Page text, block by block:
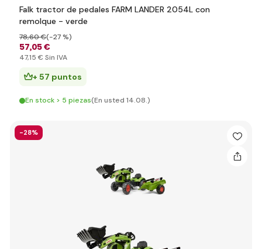
Falk tractor de pedales FARM LANDER 2054L con
remolque - verde
57,05 €
78,60 €(-27 %)
47,15 € Sin IVA
+ 57 puntos
En stock > 5 piezas(En usted 14.08.)
-28%